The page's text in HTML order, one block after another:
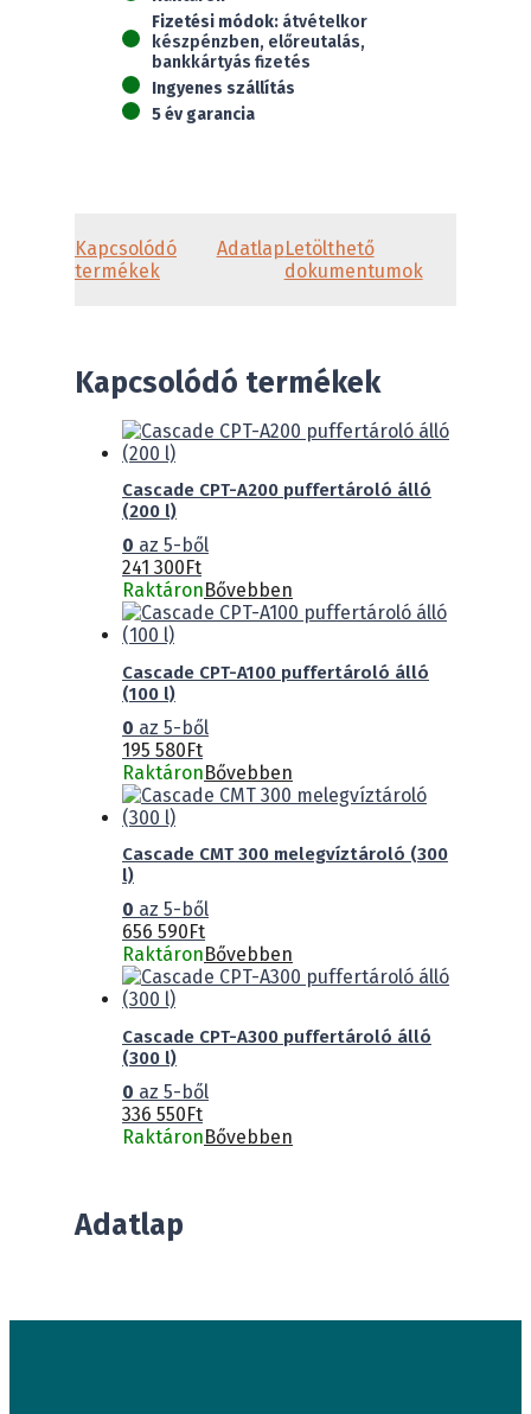
mennyiség
Fizetési módok: átvételkor
készpénzben, előreutalás,
bankkártyás fizetés
Ingyenes szállítás
5 év garancia
Kapcsolódó
termékek
AdatlapLetölthető
dokumentumok
Kapcsolódó termékek
Cascade CPT-A200 puffertároló álló
(200 l)
0 az 5-ből
241 300 Ft
Raktáron Bővebben
Cascade CPT-A100 puffertároló álló
(100 l)
0 az 5-ből
195 580Ft
RaktáronBővebben
Cascade CMT 300 melegvíztároló (300
l)
0 az 5-ből
656 590 Ft
Raktáron Bővebben
Cascade CPT-A300 puffertároló álló
(300 l)
0 az 5-ből
336 550Ft
RaktáronBővebben
Adatlap